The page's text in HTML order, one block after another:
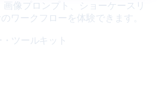
像プロンプト、ショーケースリ
ワークフローを体験できます。
ツールキット